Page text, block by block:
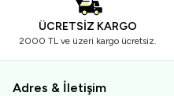
ÜCRETSİZ KARGO
2000 TL ve üzeri kargo ücretsiz.
Adres & İletişim